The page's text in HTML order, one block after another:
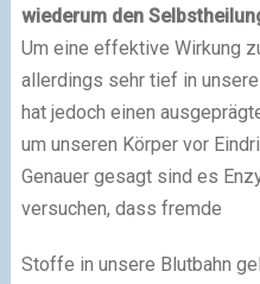
wiederum den
Um eine effektive Wirkung
allerdings sehr tief in
hat jedoch einen
um unseren Körper vor
Genauer gesagt sind es
versuchen, dass fremde
Stoffe in unsere Blutbahn